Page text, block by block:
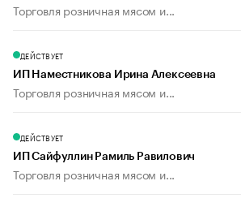
Торговля розничная мясом и...
ДЕЙСТВУЕТ
ИП Наместникова Ирина Алексеевна
Торговля розничная мясом и...
ДЕЙСТВУЕТ
ИП Сайфуллин Рамиль Равилович
Торговля розничная мясом и...